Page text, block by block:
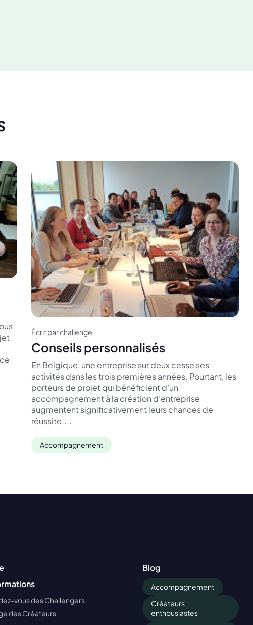
Écrit par challenge
Conseils personnalisés
En Belgique, une entreprise sur deux cesse ses
activités dans les trois premières années. Pourtant, les
porteurs de projet qui bénéficient d’un
accompagnement à la création d’entreprise
augmentent significativement leurs chances de
réussite....
Accompagnement
vous des Challengers
des Créateurs
Blog
Accompagnement
Créateurs
enthousiastes